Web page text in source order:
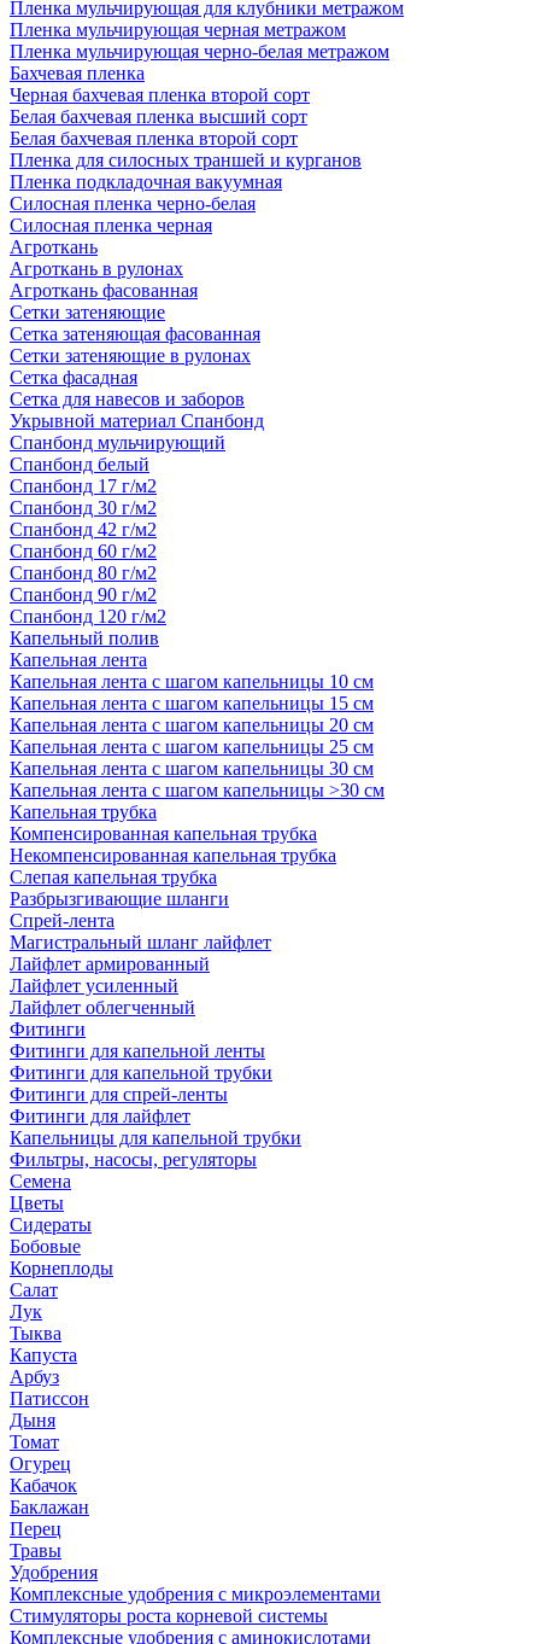
Пленка мульчирующая для клубники метражом
Пленка мульчирующая черная метражом
Пленка мульчирующая черно-белая метражом
Бахчевая пленка
Черная бахчевая пленка второй сорт
Белая бахчевая пленка высший сорт
Белая бахчевая пленка второй сорт
Пленка для силосных траншей и курганов
Пленка подкладочная вакуумная
Силосная пленка черно-белая
Силосная пленка черная
Агроткань
Агроткань в рулонах
Агроткань фасованная
Сетки затеняющие
Сетка затеняющая фасованная
Сетки затеняющие в рулонах
Сетка фасадная
Сетка для навесов и заборов
Укрывной материал Спанбонд
Спанбонд мульчирующий
Спанбонд белый
Спанбонд 17 г/м2
Спанбонд 30 г/м2
Спанбонд 42 г/м2
Спанбонд 60 г/м2
Спанбонд 80 г/м2
Спанбонд 90 г/м2
Спанбонд 120 г/м2
Капельный полив
Капельная лента
Капельная лента с шагом капельницы 10 см
Капельная лента с шагом капельницы 15 см
Капельная лента с шагом капельницы 20 см
Капельная лента с шагом капельницы 25 см
Капельная лента с шагом капельницы 30 см
Капельная лента с шагом капельницы >30 см
Капельная трубка
Компенсированная капельная трубка
Некомпенсированная капельная трубка
Слепая капельная трубка
Разбрызгивающие шланги
Спрей-лента
Магистральный шланг лайфлет
Лайфлет армированный
Лайфлет усиленный
Лайфлет облегченный
Фитинги
Фитинги для капельной ленты
Фитинги для капельной трубки
Фитинги для спрей-ленты
Фитинги для лайфлет
Капельницы для капельной трубки
Фильтры, насосы, регуляторы
Семена
Цветы
Сидераты
Бобовые
Корнеплоды
Салат
Лук
Тыква
Капуста
Арбуз
Патиссон
Дыня
Томат
Огурец
Кабачок
Баклажан
Перец
Травы
Удобрения
Комплексные удобрения с микроэлементами
Стимуляторы роста корневой системы
Комплексные удобрения с аминокислотами